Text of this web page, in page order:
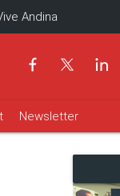
Andina
Newsletter